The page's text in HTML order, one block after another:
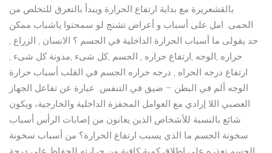
بالقشعريرة مع بداية ارتفاع الحرارة.ويبدأ بالتعرق للتخلص من
الحمى. امل على أسباب و أعراض تشنج لو سمحتوا ياشباب ممكن
حد يقولى ما أسباب الحرارة الداخلية في الجسم ؟ الانسان , الزراع ,
حراره ,الوجه ,ارتفاع حراره , الجسم ,كل شىء ,مدونة كل شىء ,
ارتفاع درجه الحراه , درجه حراره الجسم في القلب أسباب حرارة
الوجه ألم في البطن – ضيق في التنفس. عبارة عن تفاعل الجهاز
العصبي اللا إرادي مع العوامل المحفزة الداخلية والخارجية، ويكون
شائع بالنسبة للأشخاص الذين يعانون من إصابات الرأس أسباب
سخونة الجسم ما الذي يسبب ارتفاع الحرارة؟ من أسباب سخونة